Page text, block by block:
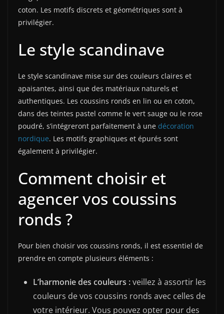
coton. Les motifs discrets et géométriques sont à
privilégier.
Le style scandinave
Le style scandinave mise sur des couleurs claires et
apaisantes, ainsi que des matériaux naturels et
authentiques. Les coussins ronds en lin ou en coton,
dans des teintes pastel comme le vert sauge ou le rose
poudré, s’intégreront parfaitement à une décoration
nordique. Les motifs graphiques et épurés sont
également à privilégier.
Comment choisir et
agencer vos coussins
ronds ?
Pour bien choisir vos coussins ronds, il est essentiel de
prendre en compte plusieurs éléments :
L’harmonie des couleurs :veillez à assortir les
couleurs de vos coussins ronds avec celles de
votre intérieur. Vous pouvez opter pour des